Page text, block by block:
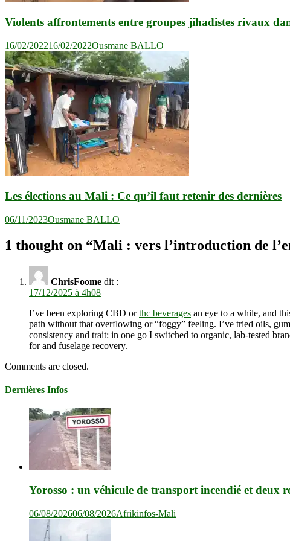
Violents affrontements entre groupes jihadistes rivaux
16/02/202216/02/2022Ousmane BALLO
Les élections au Mali : Ce qu’il faut retenir des dernières
06/11/2023Ousmane BALLO
1 thought on “Mali : vers l’introduction de
ChrisFoome dit :
17/12/2025 à 4h08
I’ve been exploring CBD orthc beverages an eye to a while, and
path without that overflowing or “foggy” feeling. I’ve tried oils,
consistency and trait: in one go I switched to organic, lab-tested
for and fuselage recovery.
Comments are closed.
Dernières Infos
Yorosso : un véhicule de transport incendié et deux
06/08/202606/08/2026Afrikinfos-Mali